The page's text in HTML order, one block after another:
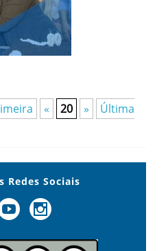
« 20 »
Última
Redes Sociais